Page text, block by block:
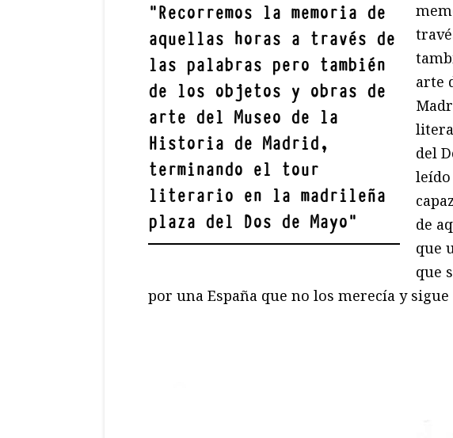
"Recorremos la memoria de
aquellas horas a través de
las palabras pero también
de los objetos y obras de
arte del Museo de la
Historia de Madrid,
terminando el tour
literario en la madrileña
plaza del Dos de Mayo"
arte
del
de
que
que
por una España que no los merecía y